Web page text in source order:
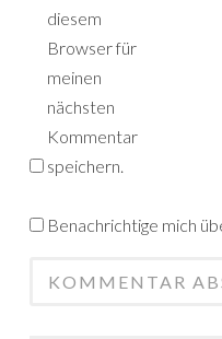
diesem
Browser für
meinen
nächsten
Kommentar
speichern.
Benachrichtige mich